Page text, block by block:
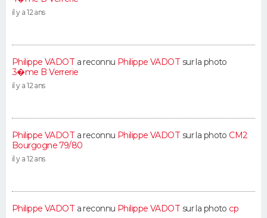
il y a 12 ans
Philippe VADOT a reconnu Philippe VADOT sur la photo
3�me B Verrerie
il y a 12 ans
Philippe VADOT a reconnu Philippe VADOT sur la photo CM2
Bourgogne 79/80
il y a 12 ans
Philippe VADOT a reconnu Philippe VADOT sur la photo cp